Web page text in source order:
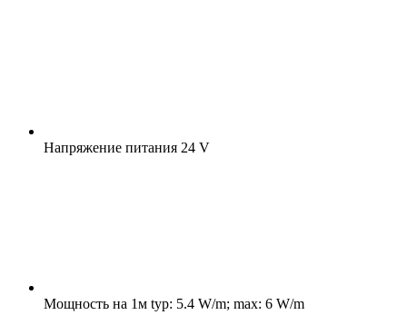
Напряжение питания 24 V
Мощность на 1м typ: 5.4 W/m; max: 6 W/m